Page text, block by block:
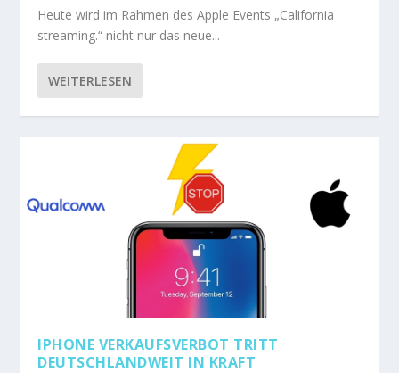
Heute wird im Rahmen des Apple Events „California
streaming.“ nicht nur das neue...
WEITERLESEN
IPHONE VERKAUFSVERBOT TRITT
DEUTSCHLANDWEIT IN KRAFT